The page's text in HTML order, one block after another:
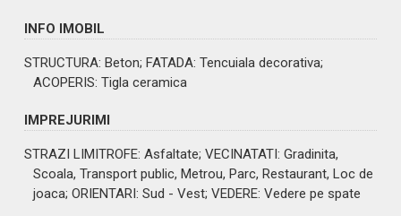
INFO IMOBIL
STRUCTURA: Beton; FATADA: Tencuiala decorativa;
ACOPERIS: Tigla ceramica
IMPREJURIMI
STRAZI LIMITROFE: Asfaltate; VECINATATI: Gradinita,
Scoala, Transport public, Metrou, Parc, Restaurant, Loc de
joaca; ORIENTARI: Sud - Vest; VEDERE: Vedere pe spate